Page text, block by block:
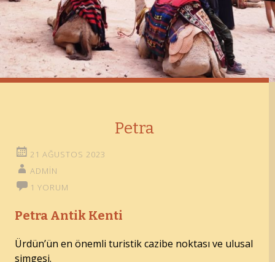
Petra
21 AĞUSTOS 2023
ADMIN
1 YORUM
Petra Antik Kenti
Ürdün’ün en önemli turistik cazibe noktası ve ulusal
simgesi.